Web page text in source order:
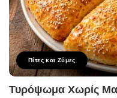
Πίτες και Ζύμες
Τυρόψωμα Χωρίς